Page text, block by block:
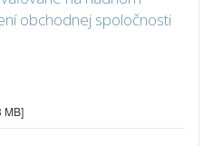
obchodnej spoločnosti
MB]